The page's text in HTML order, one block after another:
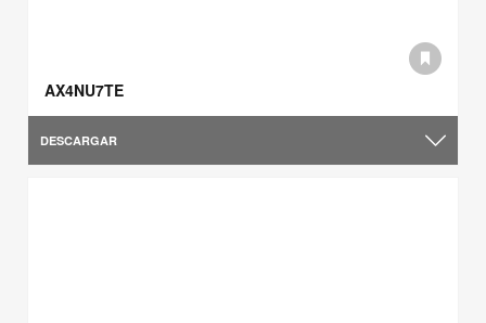
AX4NU7TE
DESCARGAR